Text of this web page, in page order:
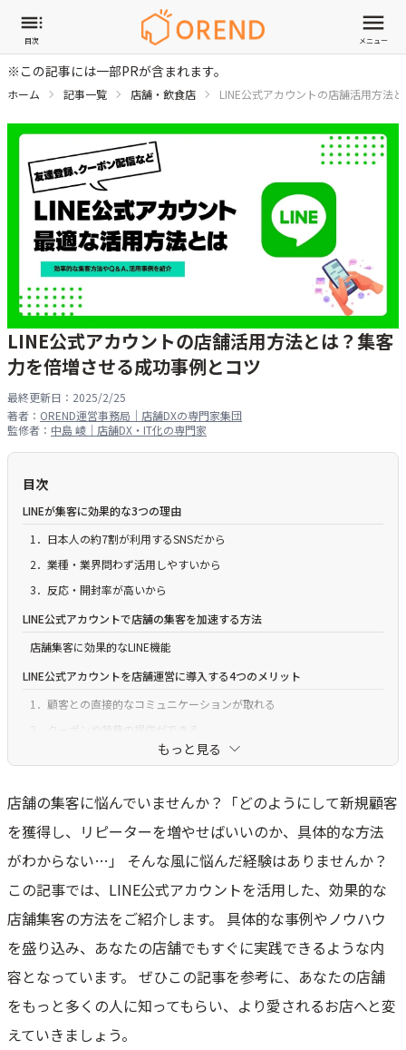
目次 メニュー
※この記事には一部PRが含まれます。
ホーム 記事一覧 店舗・飲食店 LINE公式アカウントの店舗活用方法
LINE公式アカウントの店舗活用方法とは？集客
力を倍増させる成功事例とコツ
最終更新日： 2025/2/25
著者： OREND運営事務局｜店舗DXの専門家集団
監修者： 中島 崚｜店舗DX・IT化の専門家
目次
LINEが集客に効果的な3つの理由
1．日本人の約7割が利用するSNSだから
2．業種・業界問わず活用しやすいから
3．反応・開封率が高いから
LINE公式アカウントで店舗の集客を加速する方法
店舗集客に効果的なLINE機能
LINE公式アカウントを店舗運営に導入する4つのメリット
1．顧客との直接的なコミュニケーションが取れる
3．効率的な予約管理が可能
成功事例から学ぶ4つのLINE活用術
LINE公式アカウントの運用方法を最適化する3つのコツ
1．QRコードやURLを活用し、店頭やオンライン上で簡単に登録できる
環境を整える
2．メッセージ配信で顧客との関係を深める
2．店舗共通アカウントを作る（メリット・デメリットも解説）
3．ツールを活用する
もっと見る
店舗の集客に悩んでいませんか？「どのようにして新規顧客
を獲得し、リピーターを増やせばいいのか、具体的な方法
がわからない…」 そんな風に悩んだ経験はありませんか？
この記事では、LINE公式アカウントを活用した、効果的な
店舗集客の方法をご紹介します。 具体的な事例やノウハウ
を盛り込み、あなたの店舗でもすぐに実践できるような内
容となっています。 ぜひこの記事を参考に、あなたの店舗
をもっと多くの人に知ってもらい、より愛されるお店へと変
えていきましょう。